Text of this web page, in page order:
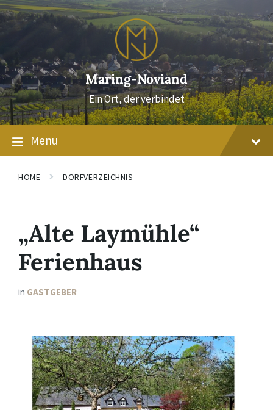
Skip
to
content
Skip
to
main
Skip
to
footer
Maring-Noviand
Ein Ort, der verbindet
Menu
HOME DORFVERZEICHNIS
„Alte Laymühle“
Ferienhaus
in GASTGEBER